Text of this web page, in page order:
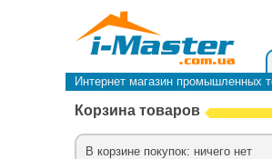
Интернет магазин промышленных
Корзина товаров
В корзине покупок: ничего нет